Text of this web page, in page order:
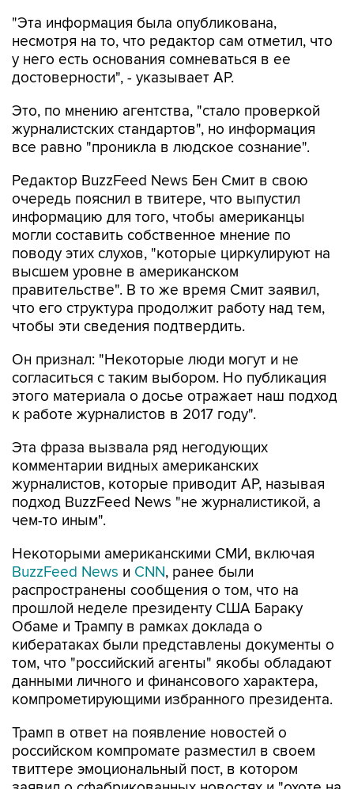
"Эта информация была опубликована,
несмотря на то, что редактор сам отметил, что
у него есть основания сомневаться в ее
достоверности", - указывает АР.
Это, по мнению агентства, "стало проверкой
журналистских стандартов", но информация
все равно "проникла в людское сознание".
Редактор BuzzFeed News Бен Смит в свою
очередь пояснил в твитере, что выпустил
информацию для того, чтобы американцы
могли составить собственное мнение по
поводу этих слухов, "которые циркулируют на
высшем уровне в американском
правительстве". В то же время Смит заявил,
что его структура продолжит работу над тем,
чтобы эти сведения подтвердить.
Он признал: "Некоторые люди могут и не
согласиться с таким выбором. Но публикация
этого материала о досье отражает наш подход
к работе журналистов в 2017 году".
Эта фраза вызвала ряд негодующих
комментарии видных американских
журналистов, которые приводит АР, называя
подход BuzzFeed News "не журналистикой, а
чем-то иным".
Некоторыми американскими СМИ, включая
BuzzFeed News и CNN, ранее были
распространены сообщения о том, что на
прошлой неделе президенту США Бараку
Обаме и Трампу в рамках доклада о
кибератаках были представлены документы о
том, что "российский агенты" якобы обладают
данными личного и финансового характера,
компрометирующими избранного президента.
Трамп в ответ на появление новостей о
российском компромате разместил в своем
твиттере эмоциональный пост, в котором